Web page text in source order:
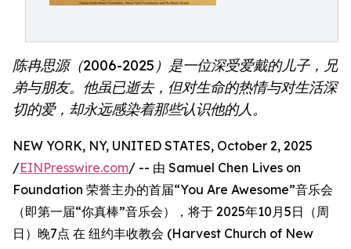
陈冉思源（2006-2025）是一位深受爱戴的儿子，兄
弟与朋友。他虽已逝去，但对生命的热情与对生活深
切的爱，却永远感染着那些认识他的人。
NEW YORK, NY, UNITED STATES, October 2, 2025
/EINPresswire.com/ -- 由 Samuel Chen Lives on
Foundation 荣誉主办的首届“You Are Awesome”音乐会
（即第一届“你真棒”音乐会），将于 2025年10月5日（周
日）晚7点 在 纽约丰收教会 (Harvest Church of New